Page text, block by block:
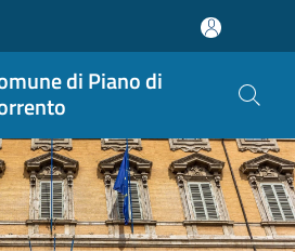
di Piano di